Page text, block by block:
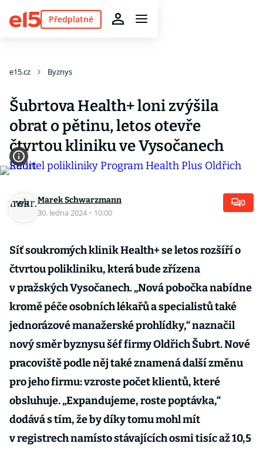
Předplatné
e15.cz Byznys
Šubrtova Health+ loni zvýšila
obrat o pětinu, letos otevře
čtvrtou kliniku ve Vysočanech
Marek Schwarzmann
30. ledna 2024 · 10:00
0
Síť soukromých klinik Health+ se letos rozšíří o
čtvrtou polikliniku, která bude zřízena
v pražských Vysočanech. „Nová pobočka nabídne
kromě péče osobních lékařů a specialistů také
jednorázové manažerské prohlídky,“ naznačil
nový směr byznysu šéf firmy Oldřich Šubrt. Nové
pracoviště podle něj také znamená další změnu
pro jeho firmu: vzroste počet klientů, které
obsluhuje. „Expandujeme, roste poptávka,“
dodává s tím, že by díky tomu mohl mít
v registrech namísto stávajících osmi tisíc až 10,5